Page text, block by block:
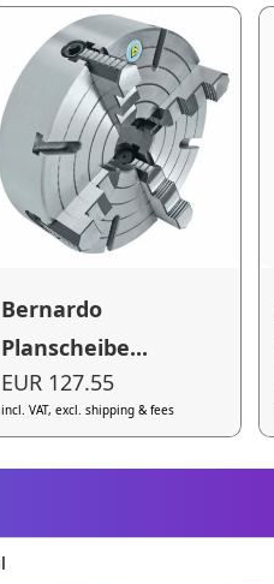
Bernardo
Planscheibe...
EUR 127.55
incl. VAT, excl. shipping & fees